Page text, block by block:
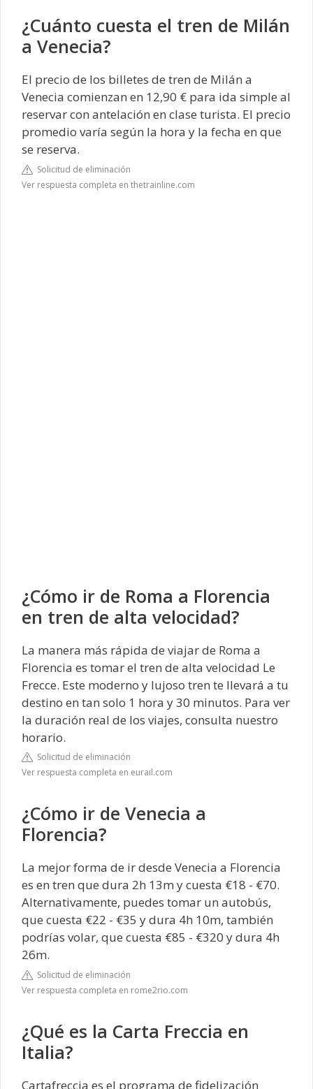
¿Cuánto cuesta el tren de Milán
a Venecia?
El precio de los billetes de tren de Milán a
Venecia comienzan en 12,90 € para ida simple al
reservar con antelación en clase turista. El precio
promedio varía según la hora y la fecha en que
se reserva.
Solicitud de eliminación
Ver respuesta completa en thetrainline.com
¿Cómo ir de Roma a Florencia
en tren de alta velocidad?
La manera más rápida de viajar de Roma a
Florencia es tomar el tren de alta velocidad Le
Frecce. Este moderno y lujoso tren te llevará a tu
destino en tan solo 1 hora y 30 minutos. Para ver
la duración real de los viajes, consulta nuestro
horario.
Solicitud de eliminación
Ver respuesta completa en eurail.com
¿Cómo ir de Venecia a
Florencia?
La mejor forma de ir desde Venecia a Florencia
es en tren que dura 2h 13m y cuesta €18 - €70.
Alternativamente, puedes tomar un autobús,
que cuesta €22 - €35 y dura 4h 10m, también
podrías volar, que cuesta €85 - €320 y dura 4h
26m.
Solicitud de eliminación
Ver respuesta completa en rome2rio.com
¿Qué es la Carta Freccia en
Italia?
Cartafreccia es el programa de fidelización